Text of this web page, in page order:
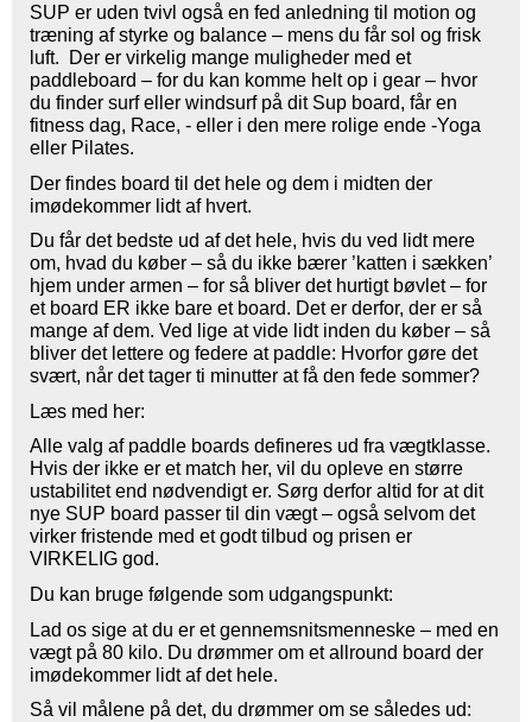
SUP er uden tvivl også en fed anledning til motion og
træning af styrke og balance – mens du får sol og frisk
luft. Der er virkelig mange muligheder med et
paddleboard – for du kan komme helt op i gear – hvor
du finder surf eller windsurf på dit Sup board, får en
fitness dag, Race, - eller i den mere rolige ende -Yoga
eller Pilates.
Der findes board til det hele og dem i midten der
imødekommer lidt af hvert.
Du får det bedste ud af det hele, hvis du ved lidt mere
om, hvad du køber – så du ikke bærer ’katten i sækken’
hjem under armen – for så bliver det hurtigt bøvlet – for
et board ER ikke bare et board. Det er derfor, der er så
mange af dem. Ved lige at vide lidt inden du køber – så
bliver det lettere og federe at paddle: Hvorfor gøre det
svært, når det tager ti minutter at få den fede sommer?
Læs med her:
Alle valg af paddle boards defineres ud fra vægtklasse.
Hvis der ikke er et match her, vil du opleve en større
ustabilitet end nødvendigt er. Sørg derfor altid for at dit
nye SUP board passer til din vægt – også selvom det
virker fristende med et godt tilbud og prisen er
VIRKELIG god.
Du kan bruge følgende som udgangspunkt:
Lad os sige at du er et gennemsnitsmenneske – med en
vægt på 80 kilo. Du drømmer om et allround board der
imødekommer lidt af det hele.
Så vil målene på det, du drømmer om se således ud: